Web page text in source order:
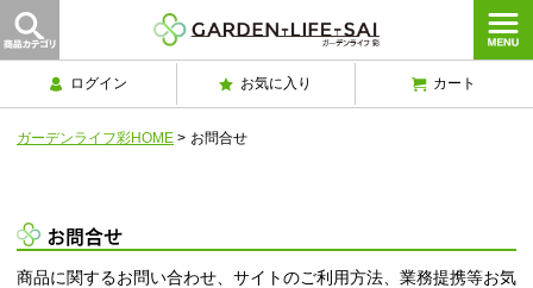
ログイン お気に入り カート
ガーデンライフ彩HOME > お問合せ
お問合せ
商品に関するお問い合わせ、サイトのご利用方法、業務提携等お気